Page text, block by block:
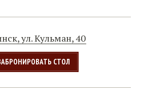
ул. Кульман, 40
СТОЛ